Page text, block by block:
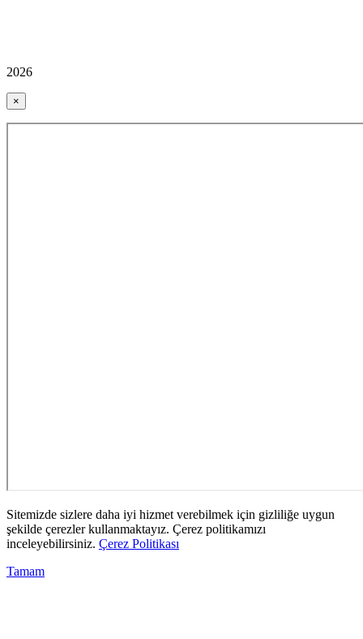
2026
×
Sitemizde sizlere daha iyi hizmet verebilmek için gizliliğe uygun
şekilde çerezler kullanmaktayız. Çerez politikamızı
inceleyebilirsiniz. Çerez Politikası
Tamam